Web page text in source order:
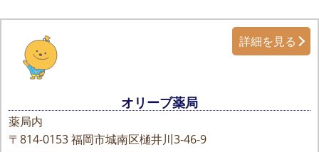
オリーブ薬局
薬局内
〒814-0153福岡市城南区樋井川3-46-9
詳細を見る